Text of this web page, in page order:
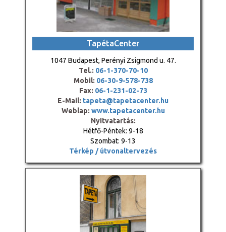
TapétaCenter
1047 Budapest, Perényi Zsigmond u. 47.
Tel.: 06-1-370-70-10
Mobil: 06-30-9-578-738
Fax: 06-1-231-02-73
E-Mail: tapeta@tapetacenter.hu
Weblap: www.tapetacenter.hu
Nyitvatartás:
Hétfő-Péntek: 9-18
Szombat: 9-13
Térkép / útvonaltervezés